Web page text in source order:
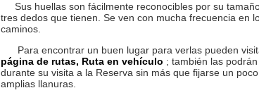
Sus huellas son fácilmente reconocibles por su
tres dedos que tienen. Se ven con mucha frecuencia en
caminos.
Para encontrar un buen lugar para verlas pueden
página de rutas, Ruta en vehículo ; también las
durante su visita a la Reserva sin más que fijarse un
amplias llanuras.